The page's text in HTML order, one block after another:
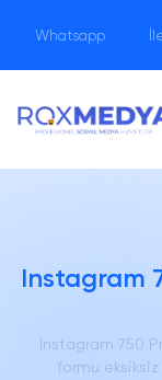
Whatsapp
Instagram
Instagram 750
formu